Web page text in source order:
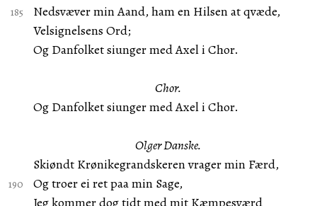
Nedsvæver min Aand, ham en Hilsen at qvæde,
Velsignelsens Ord;
Og Danfolket siunger med Axel i Chor.
Chor.
Og Danfolket siunger med Axel i Chor.
Olger Danske.
Skiøndt Krønikegrandskeren vrager min Færd,
Og troer ei ret paa min Sage,
Jeg kommer dog tidt med mit Kæmpesværd